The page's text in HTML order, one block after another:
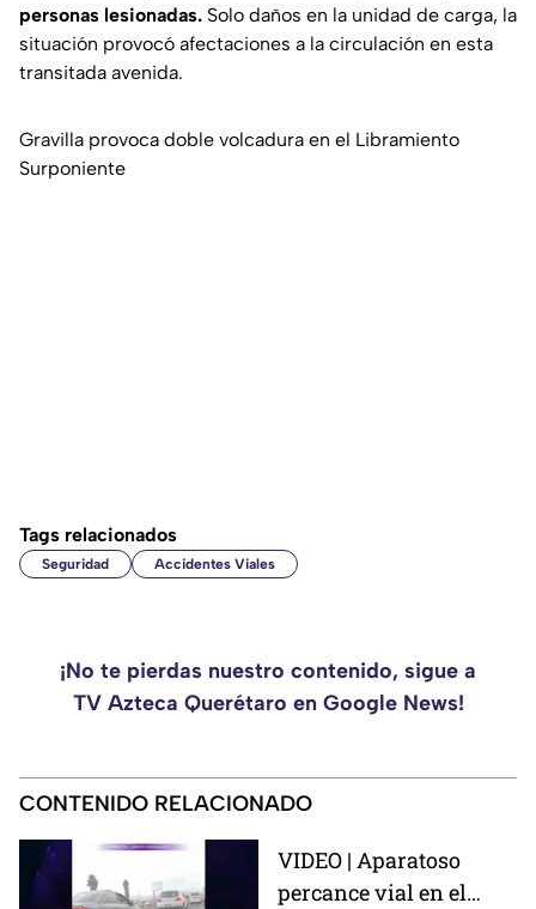
personas lesionadas. Solo daños en la unidad de carga, la
situación provocó afectaciones a la circulación en esta
transitada avenida.
Gravilla provoca doble volcadura en el Libramiento
Surponiente
Tags relacionados
Seguridad Accidentes Viales
¡No te pierdas nuestro contenido, sigue a
TV Azteca Querétaro en Google News!
CONTENIDO RELACIONADO
VIDEO | Aparatoso
percance vial en el